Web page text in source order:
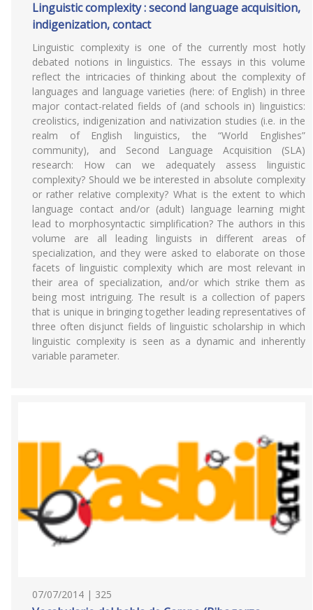
Linguistic complexity : second language acquisition,
indigenization, contact
Linguistic complexity is one of the currently most hotly
debated notions in linguistics. The essays in this volume
reflect the intricacies of thinking about the complexity of
languages and language varieties (here: of English) in three
major contact-related fields of (and schools in) linguistics:
creolistics, indigenization and nativization studies (i.e. in the
realm of English linguistics, the “World Englishes”
community), and Second Language Acquisition (SLA)
research: How can we adequately assess linguistic
complexity? Should we be interested in absolute complexity
or rather relative complexity? What is the extent to which
language contact and/or (adult) language learning might
lead to morphosyntactic simplification? The authors in this
volume are all leading linguists in different areas of
specialization, and they were asked to elaborate on those
facets of linguistic complexity which are most relevant in
their area of specialization, and/or which strike them as
being most intriguing. The result is a collection of papers
that is unique in bringing together leading representatives of
three often disjunct fields of linguistic scholarship in which
linguistic complexity is seen as a dynamic and inherently
variable parameter.
07/07/2014 | 325